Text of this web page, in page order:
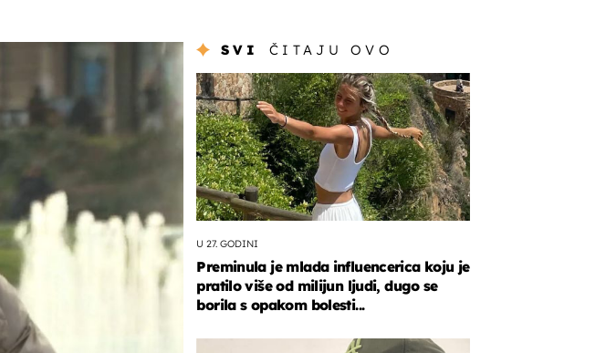
SVI ČITAJU OVO
U 27. GODINI
Preminula je mlada influencerica koju je
pratilo više od milijun ljudi, dugo se
borila s opakom bolesti...